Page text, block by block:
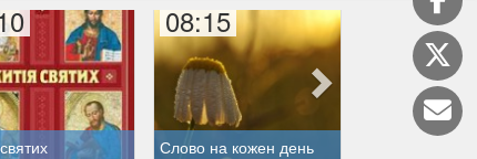
08:15
Слово на кожен день
09:00